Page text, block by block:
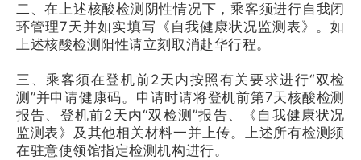
二、在上述核酸检测阴性情况下，乘客须进行自我闭
环管理7天并如实填写《自我健康状况监测表》。如
上述核酸检测阳性请立刻取消赴华行程。
三、乘客须在登机前2天内按照有关要求进行“双检
测”并申请健康码。申请时请将登机前第7天核酸检测
报告、登机前2天内“双检测”报告、《自我健康状况
监测表》及其他相关材料一并上传。上述所有检测须
在驻意使领馆指定检测机构进行。